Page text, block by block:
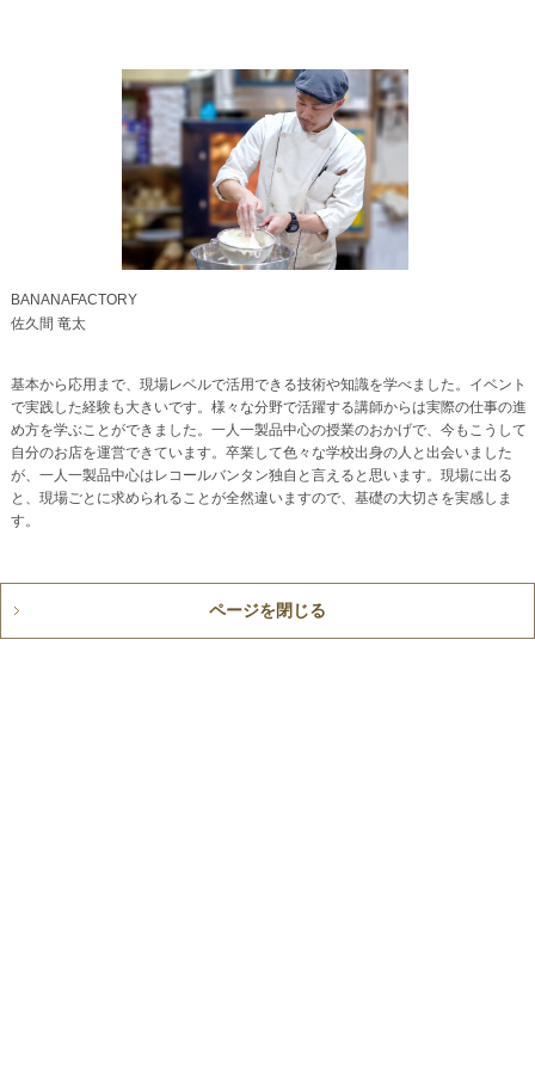
BANANAFACTORY
佐久間 竜太
基本から応用まで、現場レベルで活用できる技術や知識を学べました。イベント
で実践した経験も大きいです。様々な分野で活躍する講師からは実際の仕事の進
め方を学ぶことができました。一人一製品中心の授業のおかげで、今もこうして
自分のお店を運営できています。卒業して色々な学校出身の人と出会いました
が、一人一製品中心はレコールバンタン独自と言えると思います。現場に出る
と、現場ごとに求められることが全然違いますので、基礎の大切さを実感しま
す。
ページを閉じる